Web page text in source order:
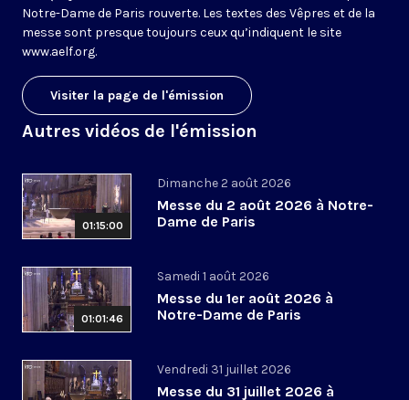
Notre-Dame de Paris rouverte. Les textes des Vêpres et de la
messe sont presque toujours ceux qu’indiquent le site
www.aelf.org.
Visiter la page de l'émission
Autres vidéos de l'émission
01:15:00
Dimanche 2 août 2026
Messe du 2 août 2026 à Notre-
Dame de Paris
01:01:46
Samedi 1 août 2026
Messe du 1er août 2026 à
Notre-Dame de Paris
Vendredi 31 juillet 2026
Messe du 31 juillet 2026 à